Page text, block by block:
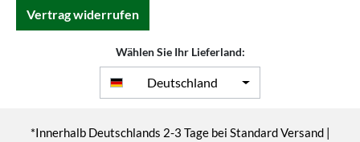
Vertrag widerrufen
Wählen Sie Ihr Lieferland:
Deutschland
*Innerhalb Deutschlands 2-3 Tage bei Standard Versand |